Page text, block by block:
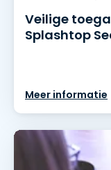
Veilige
Splashtop
Meer informatie